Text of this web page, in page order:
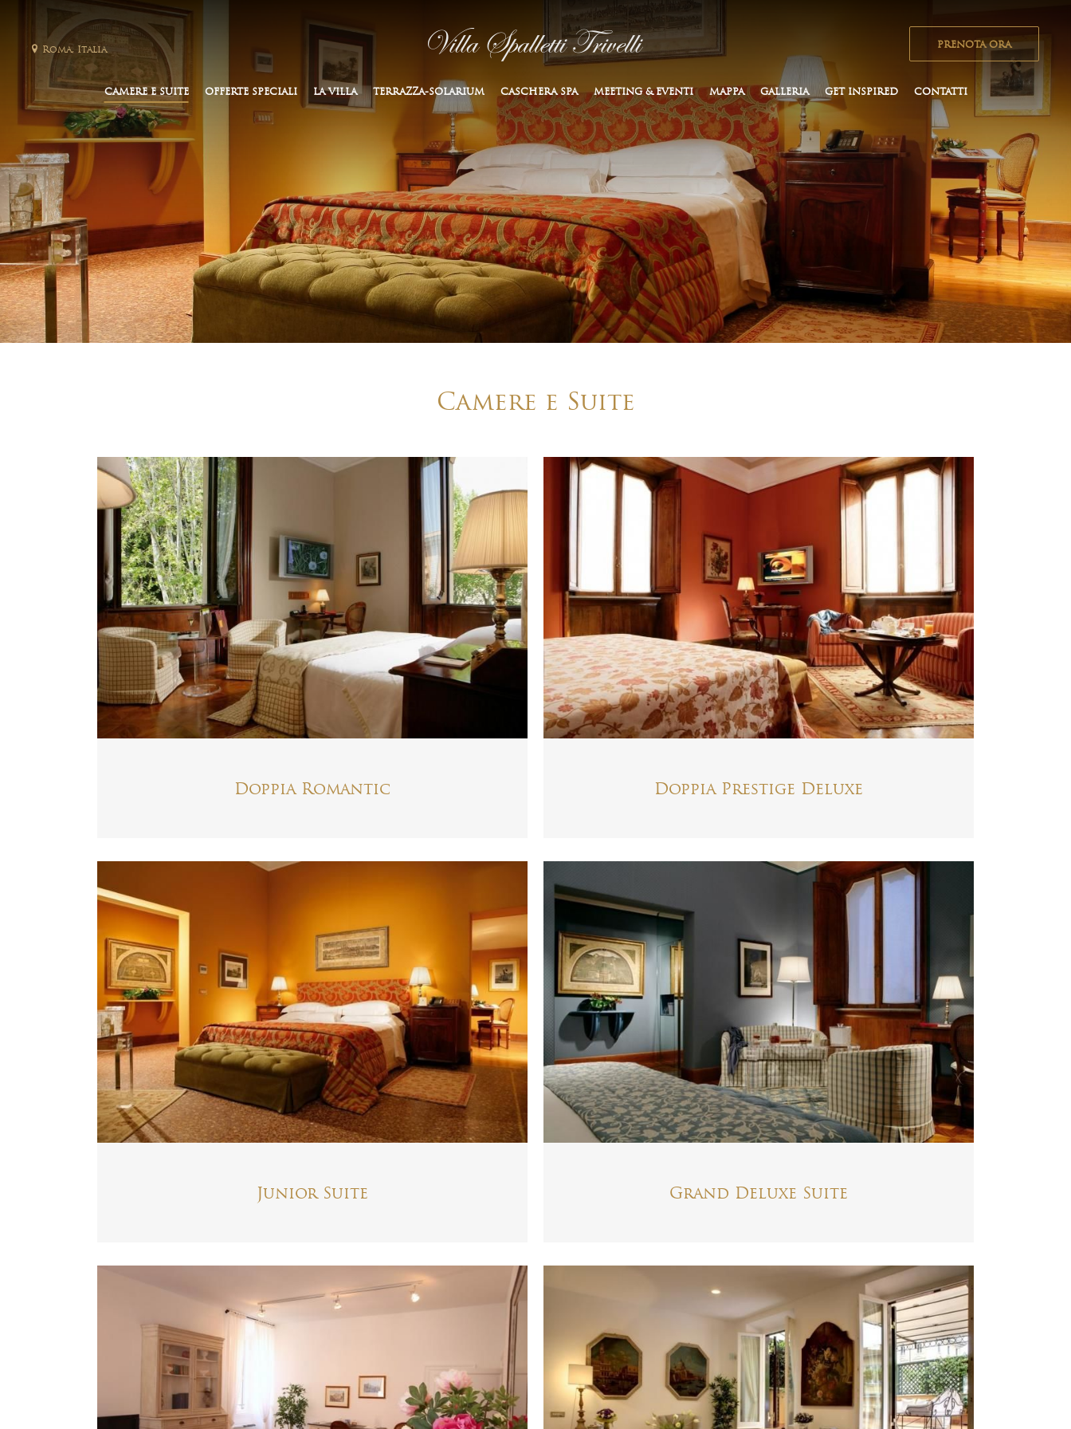
Roma, Italia PRENOTA ORA
CAMERE E SUITE OFFERTE SPECIALI LA VILLA TERRAZZA-SOLARIUM CASCHERA SPA MEETING & EVENTI MAPPA GALLERIA GET INSPIRED CONTATTI
Camere e Suite
Doppia Romantic Doppia Prestige Deluxe
Junior Suite Grand Deluxe Suite